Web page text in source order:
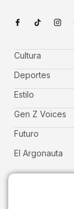
Cultura
Deportes
Estilo
Gen Z Voices
Futuro
El Argonauta